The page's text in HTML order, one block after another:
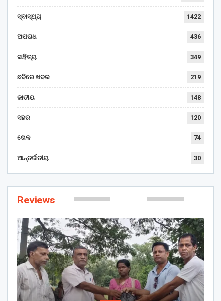
ସ୍ବାସ୍ଥ୍ୟ 1422
ଅପରାଧ 436
ସାହିତ୍ୟ 349
ଛବିରେ ଖବର 219
ଜାତୀୟ 148
ସହର 120
ଖେଳ 74
ଆନ୍ତର୍ଜାତୀୟ 30
Reviews